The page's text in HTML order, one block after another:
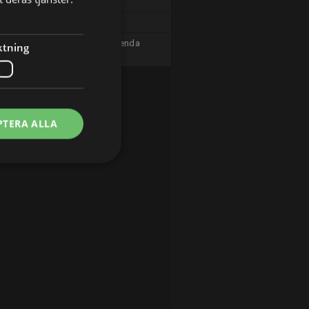
Edvin & Johanna - Sveriges enda
kändisar
ALLA